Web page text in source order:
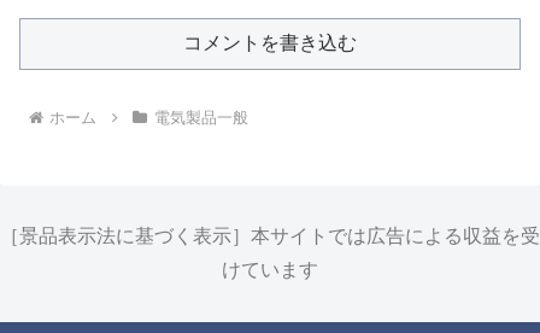
コメントを書き込む
ホーム 電気製品一般
［景品表示法に基づく表示］本サイトでは広告による収益を受
けています